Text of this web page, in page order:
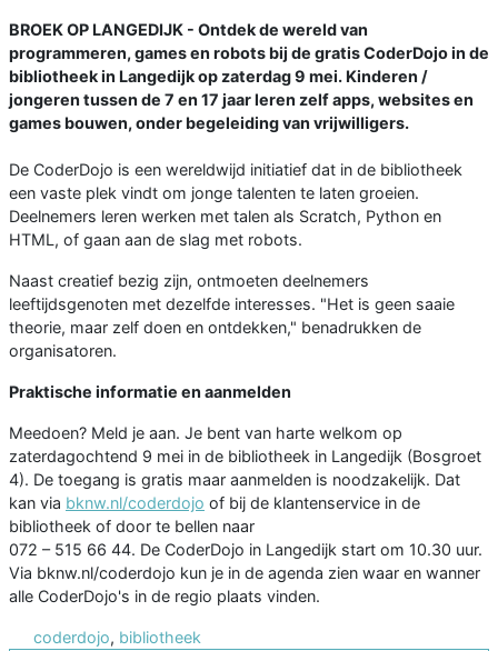
BROEK OP LANGEDIJK - Ontdek de wereld van
programmeren, games en robots bij de gratis CoderDojo in de
bibliotheek in Langedijk op zaterdag 9 mei. Kinderen /
jongeren tussen de 7 en 17 jaar leren zelf apps, websites en
games bouwen, onder begeleiding van vrijwilligers.
De CoderDojo is een wereldwijd initiatief dat in de bibliotheek
een vaste plek vindt om jonge talenten te laten groeien.
Deelnemers leren werken met talen als Scratch, Python en
HTML, of gaan aan de slag met robots.
Naast creatief bezig zijn, ontmoeten deelnemers
leeftijdsgenoten met dezelfde interesses. "Het is geen saaie
theorie, maar zelf doen en ontdekken," benadrukken de
organisatoren.
Praktische informatie en aanmelden
Meedoen? Meld je aan. Je bent van harte welkom op
zaterdagochtend 9 mei in de bibliotheek in Langedijk (Bosgroet
4). De toegang is gratis maar aanmelden is noodzakelijk. Dat
kan via bknw.nl/coderdojo of bij de klantenservice in de
bibliotheek of door te bellen naar
072 – 515 66 44. De CoderDojo in Langedijk start om 10.30 uur.
Via bknw.nl/coderdojo kun je in de agenda zien waar en wanner
alle CoderDojo's in de regio plaats vinden.
coderdojo, bibliotheek